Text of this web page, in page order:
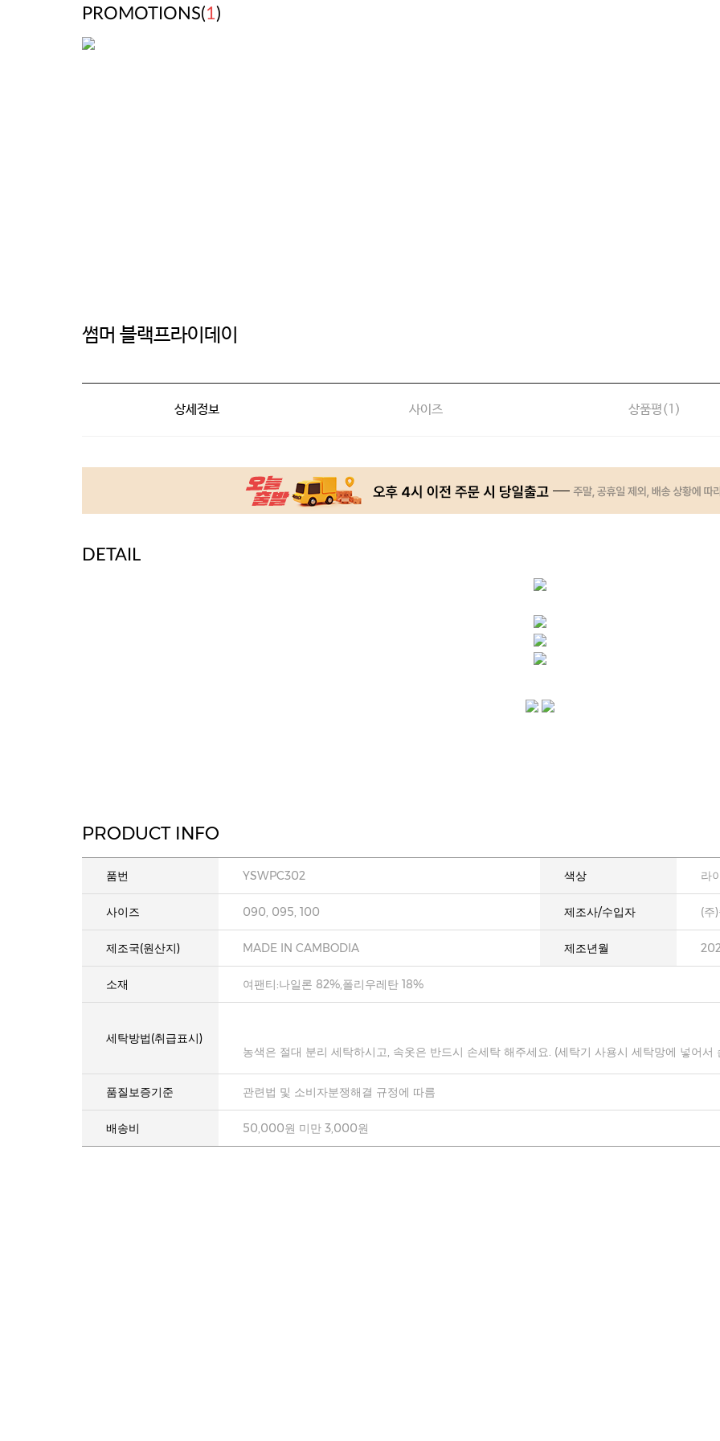
PROMOTIONS(1)
썸머 블랙프라이데이
상세정보 사이즈 상품평(1 )
DETAIL
PRODUCT INFO
품번 YSWPC302 색상 라
사이즈 090, 095, 100 제조사/수입자 (주
제조국(원산지) MADE IN CAMBODIA 제조년월
소재 여팬티:나일론 82%,폴리우레탄 18%
세탁방법(취급표시)
농색은 절대 분리 세탁하시고, 속옷은 반드시 손세탁 해주세요. (세탁기 사용시 세탁망에 넣어서
품질보증기준 관련법 및 소비자분쟁해결 규정에 따름
배송비 50,000원 미만 3,000원